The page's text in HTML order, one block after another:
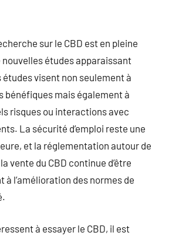
sur le CBD est en pleine
nouvelles études apparaissant
visent non seulement à
bénéfiques mais également à
risques ou interactions avec
La sécurité d’emploi reste une
et la réglementation autour de
vente du CBD continue d’être
l’amélioration des normes de
à essayer le CBD, il est